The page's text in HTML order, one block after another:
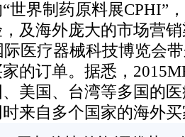
世界制药原料展CPHI”
及海外庞大的市场营
际医疗器械科技博览会
的订单。据悉，
美国、台湾等多国的
来自多个国家的海外